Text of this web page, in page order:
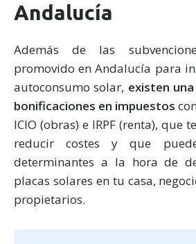
Andalucía
Además de las
promovido en Andalucía para
autoconsumo solar, existen
bonificaciones en impuestos
ICIO (obras) e IRPF (renta), que
reducir costes y que
determinantes a la hora de
placas solares en tu casa,
propietarios.